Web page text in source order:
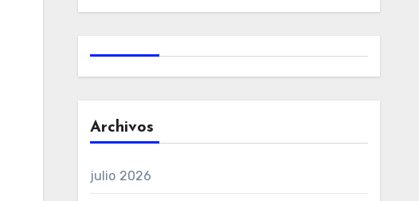
Archivos
julio 2026